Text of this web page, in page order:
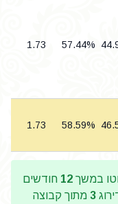
57.44%
1.73
58.59%
1.73
במשך 12 חודשים
3 מתוך קבוצה